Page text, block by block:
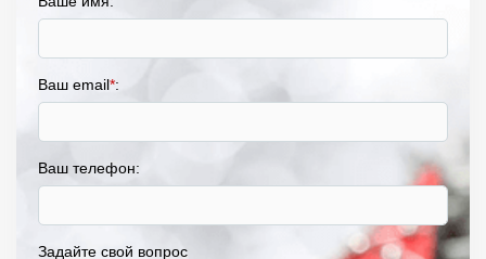
Ваш email*:
Ваш телефон:
Задайте свой вопрос